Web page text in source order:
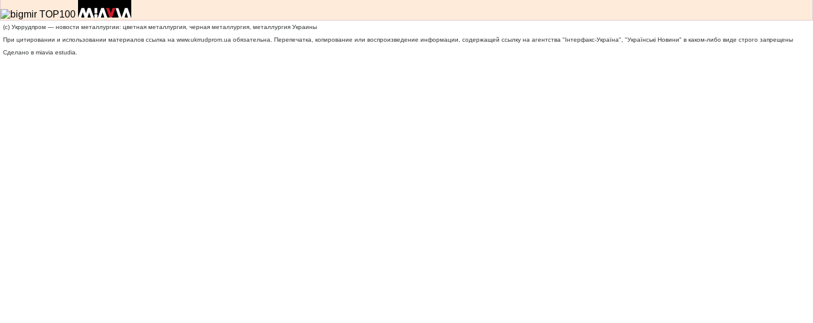
(c) Укррудпром — новости металлургии: цветная металлургия, черная металлургия, металлургия Украины
При цитировании и использовании материалов ссылка на www.ukrrudprom.ua обязательна. Перепечатка, копирование или воспроизведение информации, содержащей ссылку на агентства "Iнтерфакс-Україна", "Українськi Новини" в каком-либо виде строго запрещены
Сделано в miavia estudia.